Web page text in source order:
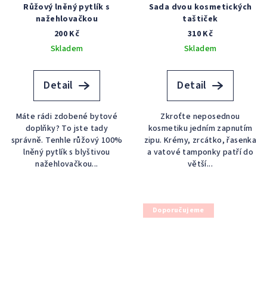
Růžový lněný pytlík s
nažehlovačkou
200 Kč
Skladem
Detail
Máte rádi zdobené bytové
doplňky? To jste tady
správně. Tenhle růžový 100%
lněný pytlík s blyštivou
nažehlovačkou...
Sada dvou kosmetických
taštiček
310 Kč
Skladem
Detail
Zkroťte neposednou
kosmetiku jedním zapnutím
zipu. Krémy, zrcátko, řasenka
a vatové tamponky patří do
větší...
Doporučujeme